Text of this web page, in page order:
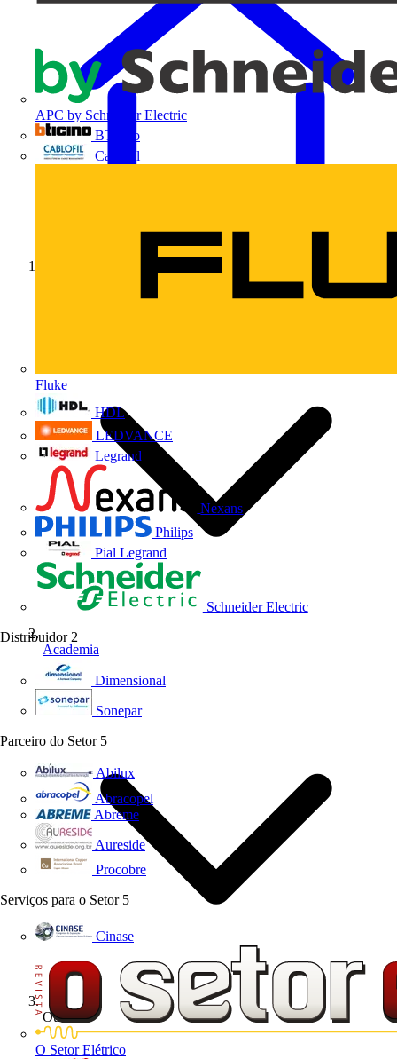
APC by Schneider Electric
BTicino
Cablofil
Fluke
HDL
LEDVANCE
Legrand
Nexans
Philips
Pial Legrand
Schneider Electric
Distribuidor 2
Dimensional
Sonepar
Parceiro do Setor 5
Abilux
Abracopel
Abreme
Aureside
Procobre
Serviços para o Setor 5
Cinase
O Setor Elétrico
Academia
Outro